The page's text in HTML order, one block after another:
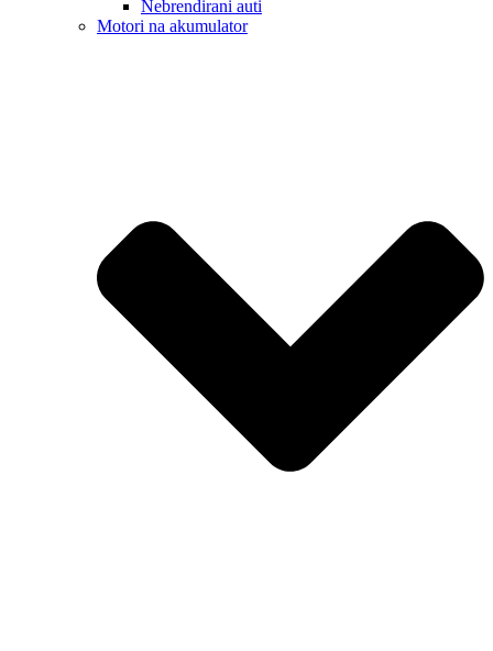
Nebrendirani auti
Motori na akumulator